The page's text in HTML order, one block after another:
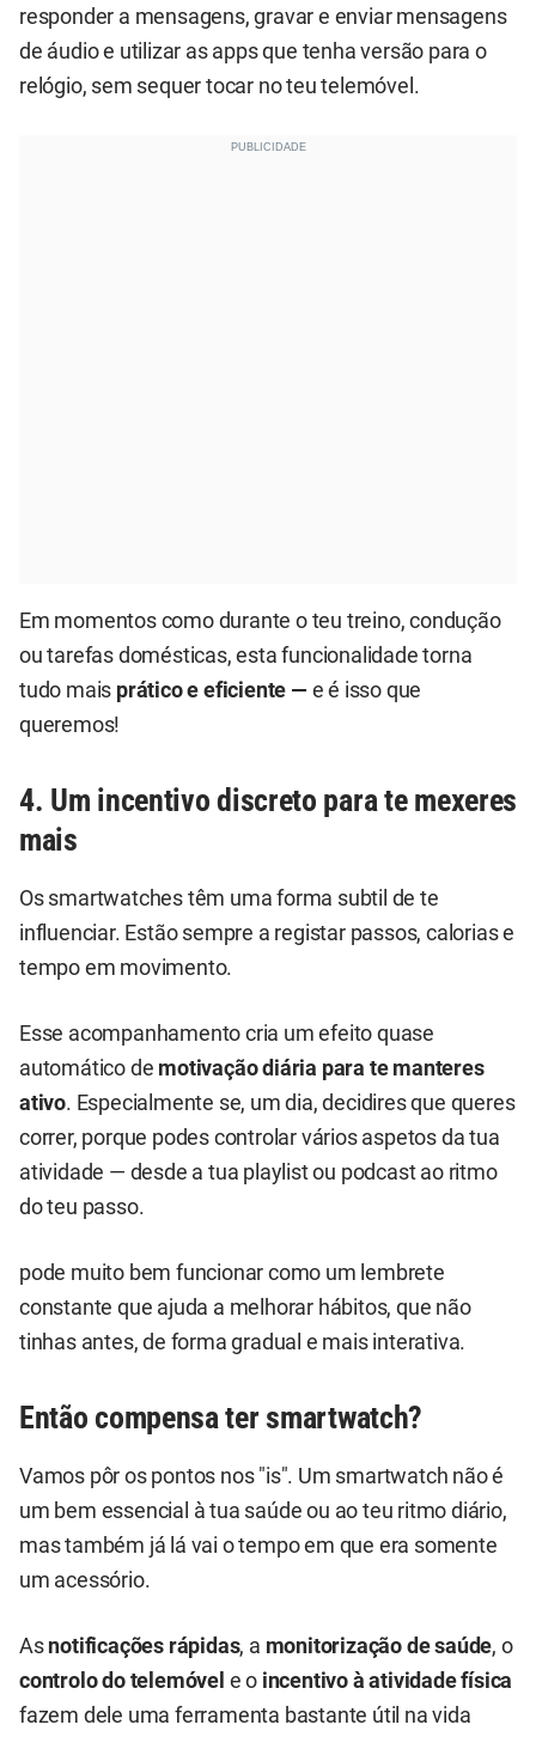
responder a mensagens, gravar e enviar mensagens
de áudio e utilizar as apps que tenha versão para o
relógio, sem sequer tocar no teu telemóvel.
Em momentos como durante o teu treino, condução
ou tarefas domésticas, esta funcionalidade torna
tudo mais prático e eficiente — e é isso que
queremos!
4. Um incentivo discreto para te mexeres
mais
Os smartwatches têm uma forma subtil de te
influenciar. Estão sempre a registar passos, calorias e
tempo em movimento.
Esse acompanhamento cria um efeito quase
automático de motivação diária para te manteres
ativo. Especialmente se, um dia, decidires que queres
correr, porque podes controlar vários aspetos da tua
atividade — desde a tua playlist ou podcast ao ritmo
do teu passo.
pode muito bem funcionar como um lembrete
constante que ajuda a melhorar hábitos, que não
tinhas antes, de forma gradual e mais interativa.
Então compensa ter smartwatch?
Vamos pôr os pontos nos "is". Um smartwatch não é
um bem essencial à tua saúde ou ao teu ritmo diário,
mas também já lá vai o tempo em que era somente
um acessório.
As notificações rápidas, a monitorização de saúde, o
controlo do telemóvel e o incentivo à atividade física
fazem dele uma ferramenta bastante útil na vida